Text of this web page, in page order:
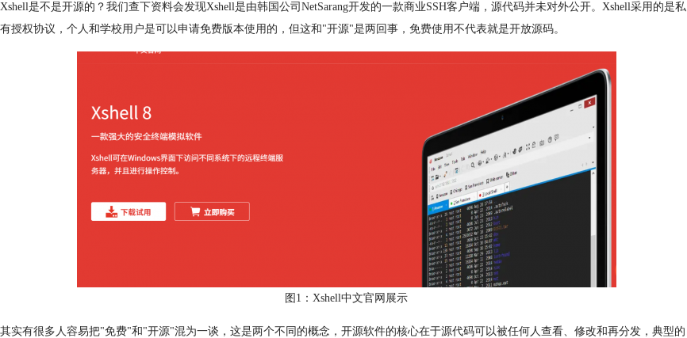
Xshell是不是开源的？我们查下资料会发现Xshell是由韩国公司NetSarang开发的一款商业SSH客户端，源代码并未对外公开。Xshell采用的是私
有授权协议，个人和学校用户是可以申请免费版本使用的，但这和"开源"是两回事，免费使用不代表就是开放源码。
图1：Xshell中文官网展示
其实有很多人容易把"免费"和"开源"混为一谈，这是两个不同的概念，开源软件的核心在于源代码可以被任何人查看、修改和再分发，典型的